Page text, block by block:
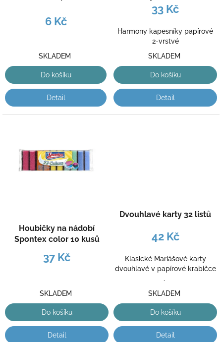
6 Kč
SKLADEM
Do košíku
Detail
33 Kč
Harmony kapesníky papírové
2-vrstvé
SKLADEM
Do košíku
Detail
Houbičky na nádobí
Spontex color 10 kusů
37 Kč
SKLADEM
Do košíku
Detail
Dvouhlavé karty 32 listů
42 Kč
Klasické Mariášové karty
dvouhlavé v papírové krabičce
.
SKLADEM
Do košíku
Detail